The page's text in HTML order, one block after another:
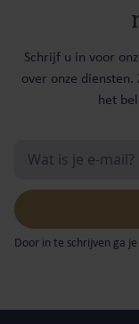
Schrijf u in voor
over onze
het
Door in te schrijven ga